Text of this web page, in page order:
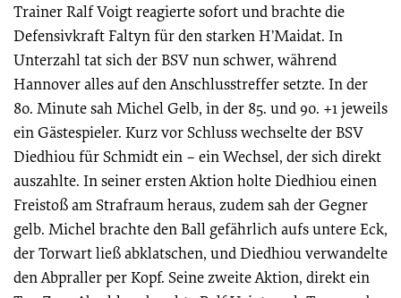
Trainer Ralf Voigt reagierte sofort und brachte die
Defensivkraft Faltyn für den starken H’Maidat. In
Unterzahl tat sich der BSV nun schwer, während
Hannover alles auf den Anschlusstreffer setzte. In der
80. Minute sah Michel Gelb, in der 85. und 90. +1 jeweils
ein Gästespieler. Kurz vor Schluss wechselte der BSV
Diedhiou für Schmidt ein – ein Wechsel, der sich direkt
auszahlte. In seiner ersten Aktion holte Diedhiou einen
Freistoß am Strafraum heraus, zudem sah der Gegner
gelb. Michel brachte den Ball gefährlich aufs untere Eck,
der Torwart ließ abklatschen, und Diedhiou verwandelte
den Abpraller per Kopf. Seine zweite Aktion, direkt ein